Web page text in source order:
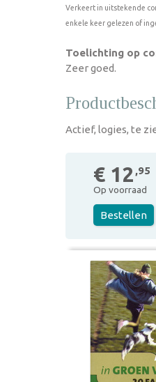
Verkeert in uitstekende
enkele keer gelezen of
Toelichting op
Zeer goed.
Actief, logies, te
€ 12 ,95
Op voorraad
Bestellen